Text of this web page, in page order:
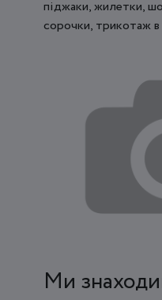
піджаки, жилетки,
сорочки, трикотаж в
Ми